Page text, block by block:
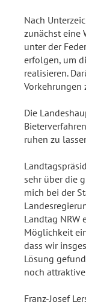
Nach
zunächst eine
unter der
erfolgen, um
realisieren.
Vorkehrungen
Die
ruhen zu
sehr über die
mich bei der
Landtag
Möglichkeit
dass wir
Lösung
noch
Franz-Josef